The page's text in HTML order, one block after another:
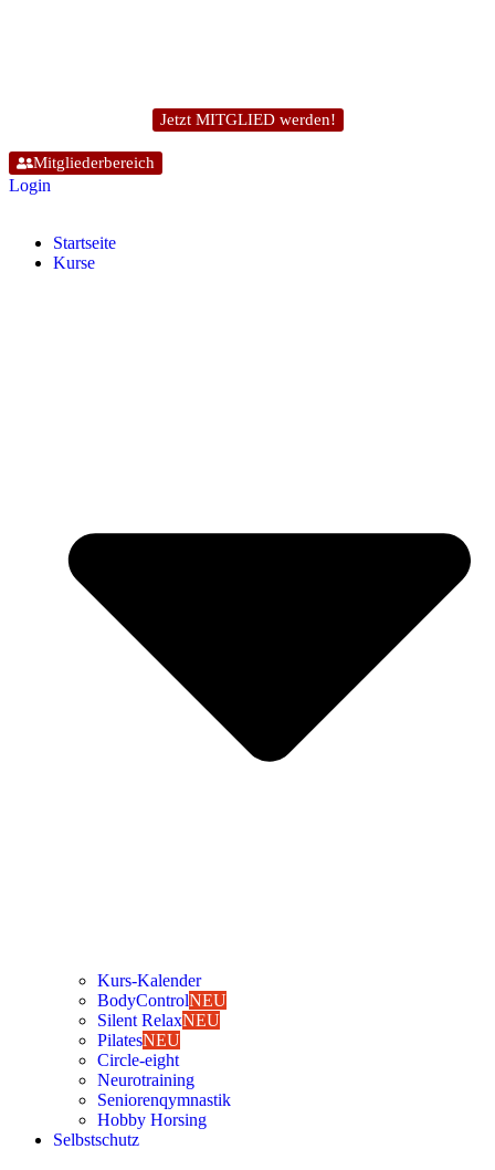
Jetzt MITGLIED werden!
Mitgliederbereich
Login
Start­sei­te
Kur­se
Kurs-Kalen­­der
Body­Con­trolNEU
Silent RelaxNEU
Pila­tesNEU
Cir­cle-eight
Neu­ro­trai­ning
Senio­ren­qym­nas­tik
Hob­by Hor­sing
Selbst­schutz